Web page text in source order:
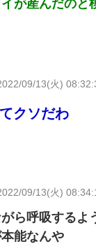
が産んだのと
09/13(火)
クソだわ
09/13(火)
ら呼吸するよ
能なんや